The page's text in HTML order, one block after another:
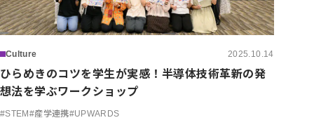
Culture 2025.10.14
ひらめきのコツを学生が実感！半導体技術革新の発
想法を学ぶワークショップ
#STEM#産学連携#UPWARDS